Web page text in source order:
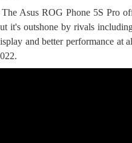
පද පෙළ
- අහිමි විමයි හිමි ගීතයේ පද පෙළ
- මතක පාරනා ගීතයේ පද පෙළ
The Asus ROG Phone 5S Pro
it's outshone by rivals
and better performance at